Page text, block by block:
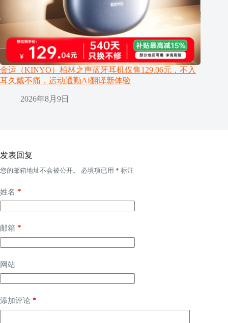
金运（KINYO）柏林之声蓝牙耳机仅售129.06元，不入
耳久戴不痛，运动通勤AI翻译新体验
2026年8月9日
发表回复
您的邮箱地址不会被公开。 必填项已用 * 标注
姓名 *
邮箱 *
网站
添加评论 *